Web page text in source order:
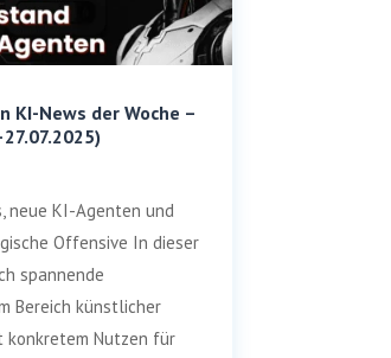
KI-News der Woche –
neue KI-Agenten und
Offensive In dieser
spannende
Bereich künstlicher
Nutzen für